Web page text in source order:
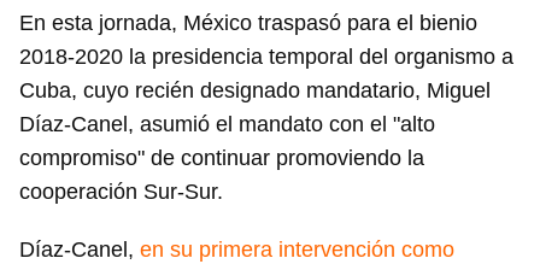
En esta jornada, México traspasó para el bienio
2018-2020 la presidencia temporal del organismo a
Cuba, cuyo recién designado mandatario, Miguel
Díaz-Canel, asumió el mandato con el "alto
compromiso" de continuar promoviendo la
cooperación Sur-Sur.
Díaz-Canel, en su primera intervención como